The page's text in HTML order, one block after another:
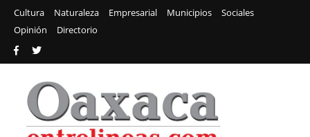
Cultura Naturaleza Empresarial Municipios
Sociales
Opinión
Directorio